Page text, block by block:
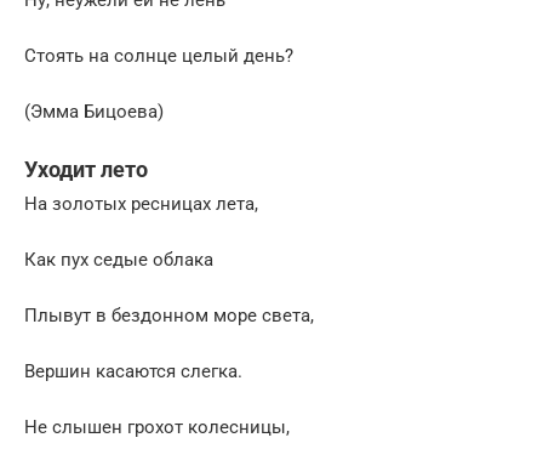
Стоять на солнце целый день?
(Эмма Бицоева)
Уходит лето
На золотых ресницах лета,
Как пух седые облака
Плывут в бездонном море света,
Вершин касаются слегка.
Не слышен грохот колесницы,